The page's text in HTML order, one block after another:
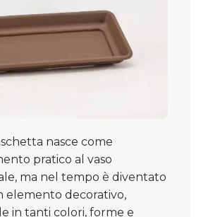
nasce come
pratico al vaso
ma nel tempo è diventato
elemento decorativo,
in tanti colori, forme e